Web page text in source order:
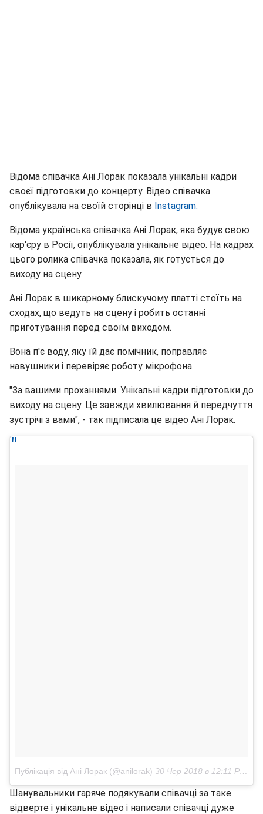
Відома співачка Ані Лорак показала унікальні кадри
своєї підготовки до концерту. Відео співачка
опублікувала на своїй сторінці в Instagram.
Відома українська співачка Ані Лорак, яка будує свою
кар'єру в Росії, опублікувала унікальне відео. На кадрах
цього ролика співачка показала, як готується до
виходу на сцену.
Ані Лорак в шикарному блискучому платті стоїть на
сходах, що ведуть на сцену і робить останні
приготування перед своїм виходом.
Вона п'є воду, яку їй дає помічник, поправляє
навушники і перевіряє роботу мікрофона.
"За вашими проханнями. Унікальні кадри підготовки до
виходу на сцену. Це завжди хвилювання й передчуття
зустрічі з вами", - так підписала це відео Ані Лорак.
Публікація від Ані Лорак (@anilorak) 30 Чер 2018 в 12:11 PDT
Шанувальники гаряче подякували співачці за таке
відверте і унікальне відео і написали співачці дуже